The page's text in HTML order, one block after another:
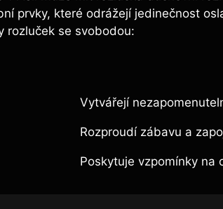
prvky, které odrážejí jedinečnost
rozluček se svobodou:
Vytvářejí
Rozproudí zábavu a
Poskytuje vzpomínky na